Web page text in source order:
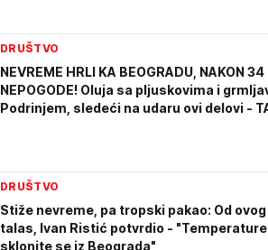
DRUŠTVO
NEVREME HRLI KA BEOGRADU, NAKON
NEPOGODE! Oluja sa pljuskovima i
Podrinjem, sledeći na udaru ovi delovi -
DRUŠTVO
Stiže nevreme, pa tropski pakao: Od
talas, Ivan Ristić potvrdio -
sklonite se iz Beograda"